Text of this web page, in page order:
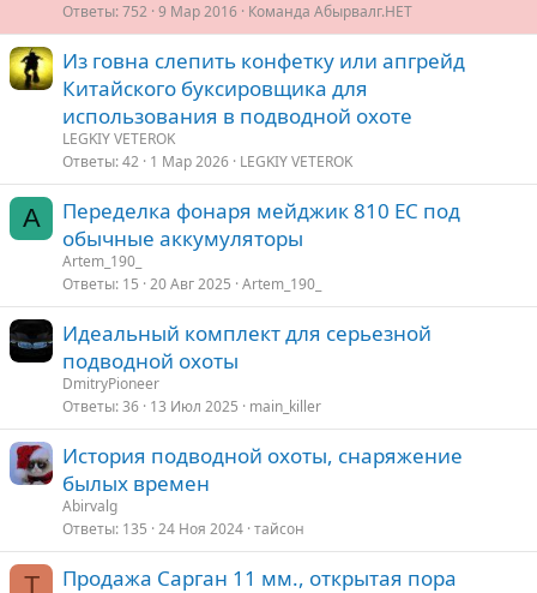
о
ы е
Ответы 752 9 Мар 2016 Команда Абырвалг.НЕТ
Из говна слепить конфетку или апгрейд
Китайского буксировщика для
использования в подводной охоте
LEGKIY VETEROK
Ответы 42 1 Мар 2026 LEGKIY VETEROK
A
Переделка фонаря мейджик 810 ЕС под
обычные аккумуляторы
Artem_190_
Ответы 15 20 Авг 2025 Artem_190_
Идеальный комплект для серьезной
подводной охоты
DmitryPioneer
Ответы 36 13 Июл 2025 main_killer
История подводной охоты, снаряжение
былых времен
Abirvalg
Ответы 135 24 Ноя 2024 тайсон
Т Продажа Сарган 11 мм., открытая пора